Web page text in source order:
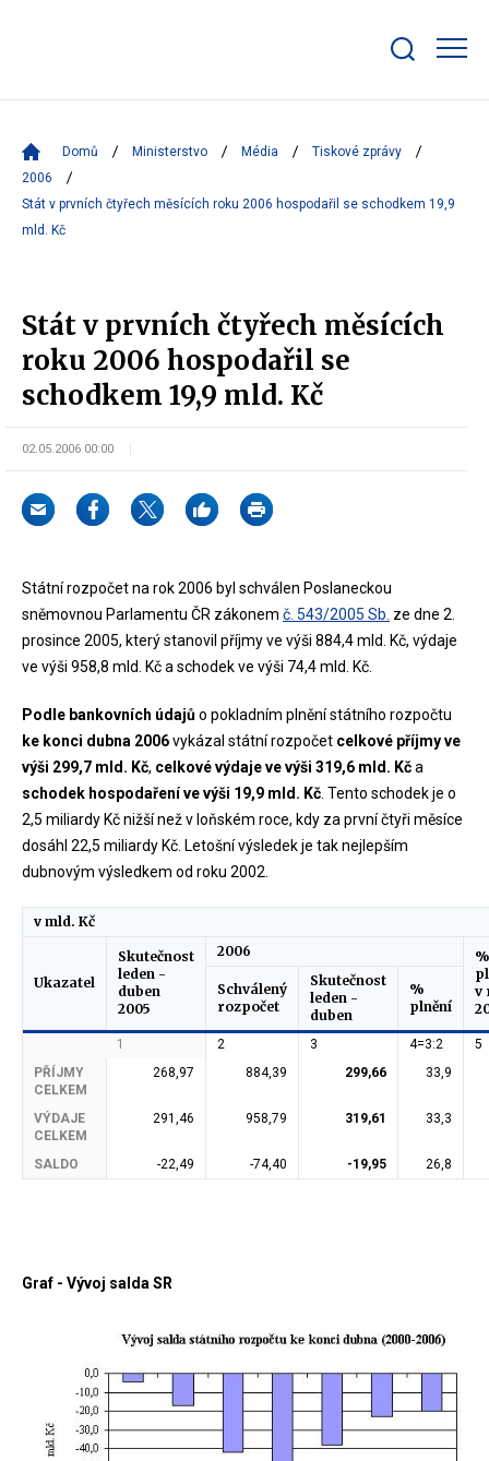
bar
Domů Ministerstvo Média
Tiskové zprávy
2006
Stát v prvních čtyřech měsících roku 2006 hospodařil se schodkem 19,9
mld. Kč
Stát v prvních čtyřech měsících
roku 2006 hospodařil se
schodkem 19,9 mld. Kč
02.05.2006 00:00
Státní rozpočet na rok 2006 byl schválen Poslaneckou
sněmovnou Parlamentu ČR zákonem č. 543/2005 Sb. ze dne 2.
prosince 2005, který stanovil příjmy ve výši 884,4 mld. Kč, výdaje
ve výši 958,8 mld. Kč a schodek ve výši 74,4 mld. Kč.
Podle bankovních údajůo pokladním plnění státního rozpočtu
ke konci dubna 2006vykázal státní rozpočet celkové příjmy ve
výši 299,7 mld. Kč, celkové výdaje ve výši 319,6 mld. Kča
schodek hospodaření ve výši 19,9 mld. Kč . Tento schodek je o
2,5 miliardy Kč nižší než v loňském roce, kdy za první čtyři měsíce
dosáhl 22,5 miliardy Kč. Letošní výsledek je tak nejlepším
dubnovým výsledkem od roku 2002.
v mld. Kč
Ukazatel
Skutečnost
leden -
duben
2005
2006
%
v
Schválený
rozpočet
Skutečnost
leden -
duben
%
plnění
1 2 3 4=3:2
5
PŘÍJMY
CELKEM
268,97 884,39 299,66 33,9
VÝDAJE
CELKEM
291,46 958,79 319,61 33,3
SALDO -22,49 -74,40 -19,95 26,8
Graf - Vývoj salda SR